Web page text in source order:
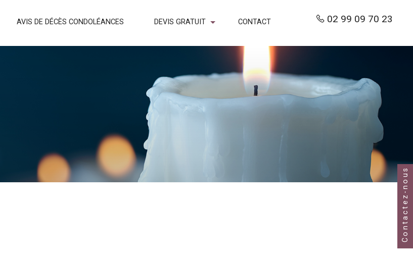
Contactez-nous
02 99 09 70 23
AVIS DE DÉCÈS CONDOLÉANCES DEVIS GRATUIT CONTACT